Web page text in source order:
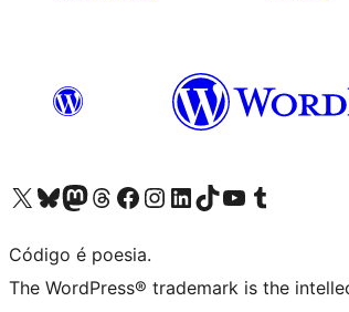
Visite a nossa conta X (antigo Twitter)
Visit our Bluesky account
Visit our Mastodon account
Visit our Threads account
Visite a nossa página do Facebook
Visite a nossa conta no Instagram
Visite a nossa conta no LinkedIn
Visit our TikTok account
Visit our YouTube channel
Visit our Tumblr account
Código é poesia.
The WordPress® trademark is the